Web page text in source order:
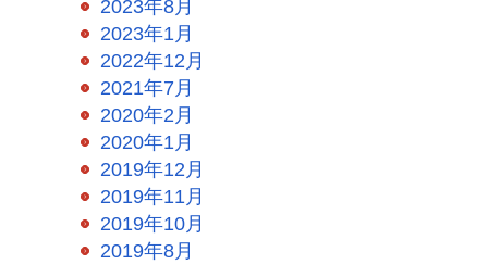
2023年8月
2023年1月
2022年12月
2021年7月
2020年2月
2020年1月
2019年12月
2019年11月
2019年10月
2019年8月